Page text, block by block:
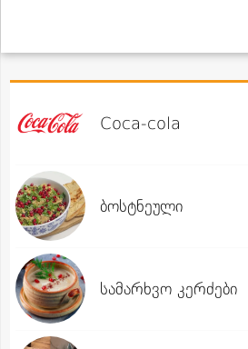
Coca-cola
ბოსტნეული
სამარხვო კერძები